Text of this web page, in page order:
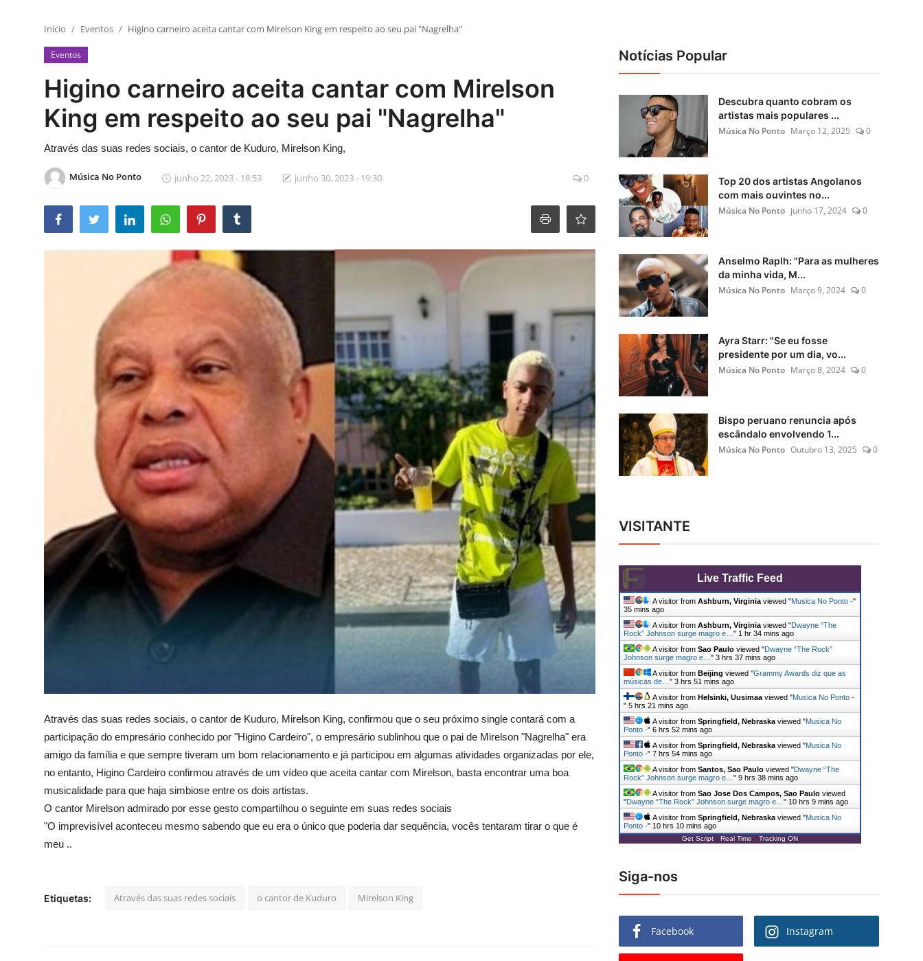
Início Eventos Higino carneiro aceita cantar com Mirelson King em respeito ao seu pai "Nagrelha"
Eventos
Higino carneiro aceita cantar com Mirelson
King em respeito ao seu pai "Nagrelha"
Através das suas redes sociais, o cantor de Kuduro, Mirelson King,
Música No Ponto junho 22, 2023 - 18:53 junho 30, 2023 - 19:30 0
Através das suas redes sociais, o cantor de Kuduro, Mirelson King, confirmou que o seu próximo single contará com a
participação do empresário conhecido por "Higino Cardeiro", o empresário sublinhou que o pai de Mirelson "Nagrelha" era
amigo da família e que sempre tiveram um bom relacionamento e já participou em algumas atividades organizadas por ele,
no entanto, Higino Cardeiro confirmou através de um vídeo que aceita cantar com Mirelson, basta encontrar uma boa
musicalidade para que haja simbiose entre os dois artistas.
O cantor Mirelson admirado por esse gesto compartilhou o seguinte em suas redes sociais
"O imprevisível aconteceu mesmo sabendo que eu era o único que poderia dar sequência, vocês tentaram tirar o que é
meu ..
Etiquetas: Através das suas redes sociais o cantor de Kuduro Mirelson King
Notícias Popular
Descubra quanto cobram os
artistas mais populares ...
Música No Ponto Março 12, 2025 0
Top 20 dos artistas Angolanos
com mais ouvintes no...
Música No Ponto junho 17, 2024 0
Anselmo Raplh: "Para as mulheres
da minha vida, M...
Música No Ponto Março 9, 2024 0
Ayra Starr: "Se eu fosse
presidente por um dia, vo...
Música No Ponto Março 8, 2024 0
Bispo peruano renuncia após
escândalo envolvendo 1...
Música No Ponto Outubro 13, 2025 0
VISITANTE
Live Traffic Feed
A visitor from Ashburn, Virginiaviewed "Musica No Ponto -"
35 mins ago
A visitor from Ashburn, Virginiaviewed "Dwayne “The
Rock” Johnson surge magro e… " 1 hr 34 mins ago
A visitor from Sao Pauloviewed "Dwayne “The Rock”
Johnson surge magro e… " 3 hrs 37 mins ago
A visitor from Beijing viewed "Grammy Awards diz que as
músicas de… " 3 hrs 51 mins ago
A visitor from Helsinki, Uusimaaviewed "Musica No Ponto -
" 5 hrs 21 mins ago
A visitor from Springfield, Nebraskaviewed "Musica No
Ponto -" 6 hrs 52 mins ago
A visitor from Springfield, Nebraskaviewed "Musica No
Ponto -" 7 hrs 54 mins ago
A visitor from Santos, Sao Pauloviewed "Dwayne “The
Rock” Johnson surge magro e… " 9 hrs 38 mins ago
A visitor from Sao Jose Dos Campos, Sao Pauloviewed
"Dwayne “The Rock” Johnson surge magro e… " 10 hrs 9 mins ago
A visitor from Springfield, Nebraskaviewed "Musica No
Ponto -" 10 hrs 10 mins ago
Get Script Real Time Tracking ON
Siga-nos
Facebook Instagram